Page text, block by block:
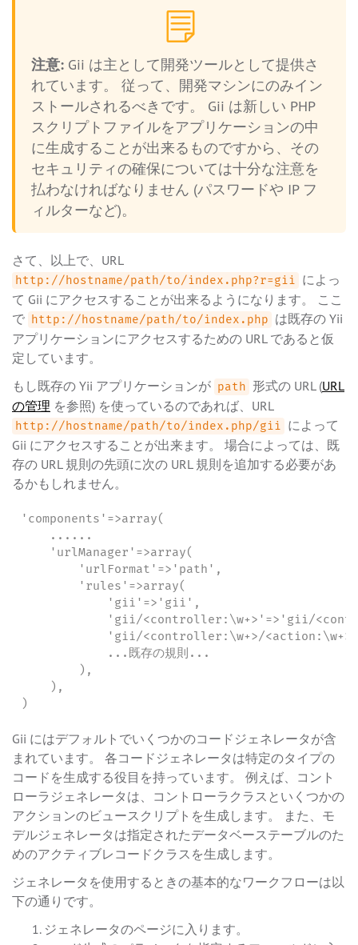
注意: Gii は主として開発ツールとして提供さ
れています。 従って、開発マシンにのみイン
ストールされるべきです。 Gii は新しい PHP
スクリプトファイルをアプリケーションの中
に生成することが出来るものですから、その
セキュリティの確保については十分な注意を
払わなければなりません (パスワードや IP フ
ィルターなど)。
さて、以上で、URL
http://hostname/path/to/index.php?r=gii によっ
て Gii にアクセスすることが出来るようになります。 ここ
で http://hostname/path/to/index.php は既存の Yii
アプリケーションにアクセスするための URL であると仮
定しています。
もし既存の Yii アプリケーションが path 形式の URL (URL
の管理 を参照) を使っているのであれば、URL
http://hostname/path/to/index.php/gii によって
Gii にアクセスすることが出来ます。 場合によっては、既
存の URL 規則の先頭に次の URL 規則を追加する必要があ
るかもしれません。
'components'=>array(
    ......
    'urlManager'=>array(
        'urlFormat'=>'path',
        'rules'=>array(
            'gii'=>'gii',
'gii/<controller:\w+>'=>'gii/
'gii/<controller:\w+>/
            ...既存の規則...
        ),
    ),
)
Gii にはデフォルトでいくつかのコードジェネレータが含
まれています。 各コードジェネレータは特定のタイプの
コードを生成する役目を持っています。 例えば、コント
ローラジェネレータは、コントローラクラスといくつかの
アクションのビュースクリプトを生成します。 また、モ
デルジェネレータは指定されたデータベーステーブルのた
めのアクティブレコードクラスを生成します。
ジェネレータを使用するときの基本的なワークフローは以
下の通りです。
ジェネレータのページに入ります。